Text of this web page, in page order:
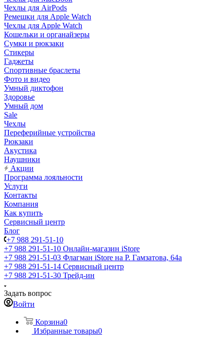
Чехлы для AirPods
Ремешки для Apple Watch
Чехлы для Apple Watch
Кошельки и органайзеры
Сумки и рюкзаки
Стикеры
Гаджеты
Спортивные браслеты
Фото и видео
Умный диктофон
Здоровье
Умный дом
Sale
Чехлы
Переферийные устройства
Рюкзаки
Акустика
Наушники
Акции
Программа лояльности
Услуги
Контакты
Компания
Как купить
Сервисный центр
Блог
+7 988 291-51-10
+7 988 291-51-10 Онлайн-магазин iStore
+7 988 291-51-03 Флагман iStore на Р. Гамзатова, 64а
+7 988 291-51-14 Сервисный центр
+7 988 291-51-30 Трейд-ин
Задать вопрос
Войти
Корзина0
Избранные товары0